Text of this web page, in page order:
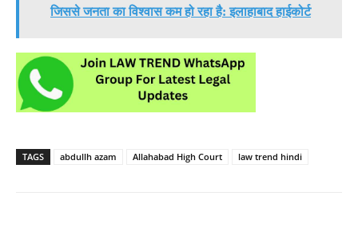
जिससे जनता का विश्वास कम हो रहा है: इलाहाबाद हाईकोर्ट
TAGS abdullh azam Allahabad High Court law trend hindi